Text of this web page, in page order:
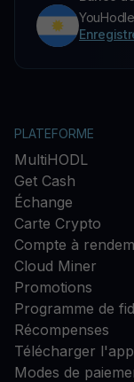
PLATEFORME
MultiHODL
Get Cash
Échange
Carte Crypto
Compte à
Cloud Miner
Promotions
Programme de
Récompenses
Télécharger
Modes de